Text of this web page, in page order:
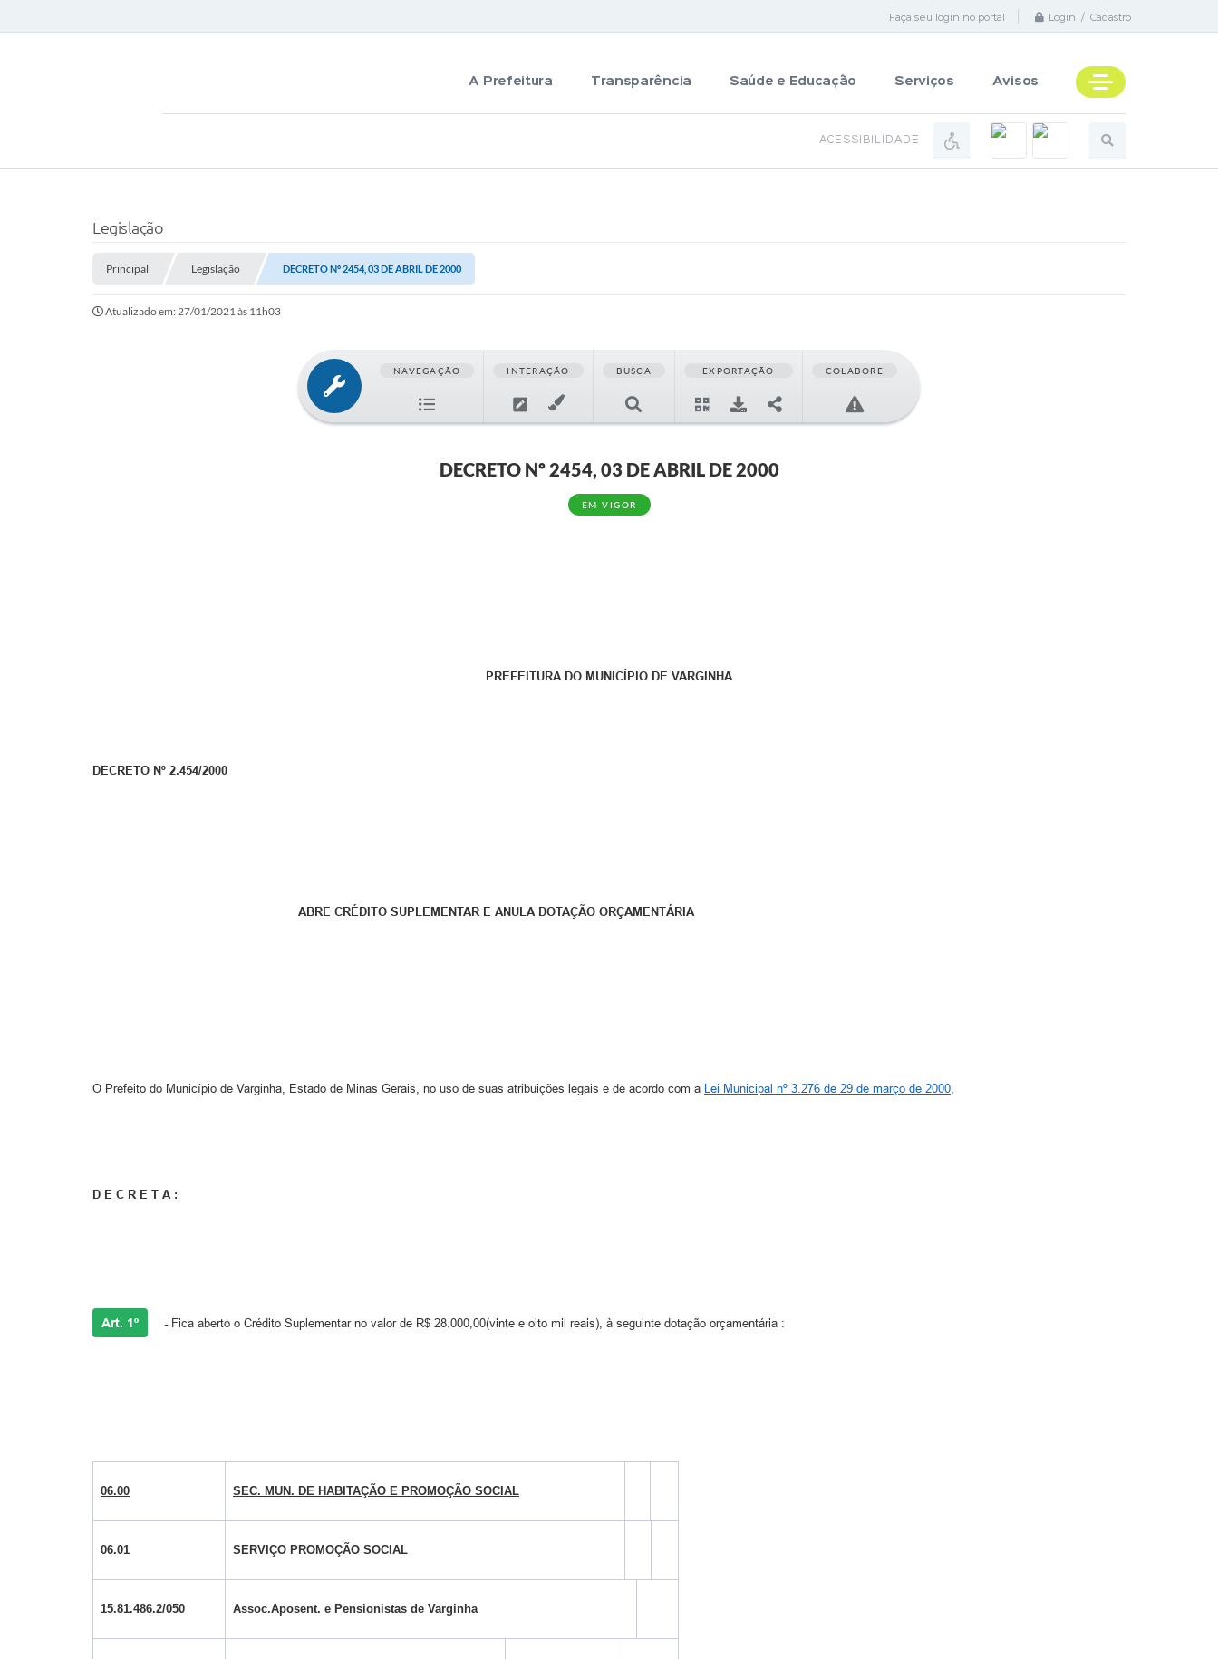
Faça seu login no portal Login / Cadastro
A Prefeitura Transparência Saúde e Educação Serviços Avisos
ACESSIBILIDADE
Legislação
Principal Legislação DECRETO Nº 2454, 03 DE ABRIL DE 2000
Atualizado em: 27/01/2021 às 11h03
NAVEGAÇÃO INTERAÇÃO BUSCA EXPORTAÇÃO COLABORE
DECRETO Nº 2454, 03 DE ABRIL DE 2000
EM VIGOR
PREFEITURA DO MUNICÍPIO DE VARGINHA
DECRETO Nº 2.454/2000
ABRE CRÉDITO SUPLEMENTAR E ANULA DOTAÇÃO ORÇAMENTÁRIA
O Prefeito do Município de Varginha, Estado de Minas Gerais, no uso de suas atribuições legais e de acordo com a Lei Municipal nº 3.276 de 29 de março de 2000
D E C R E T A :
Art. 1º - Fica aberto o Crédito Suplementar no valor de R$ 28.000,00(vinte e oito mil reais), à seguinte dotação orçamentária :
06.00 SEC. MUN. DE HABITAÇÃO E PROMOÇÃO SOCIAL
06.01 SERVIÇO PROMOÇÃO SOCIAL
15.81.486.2/050 Assoc.Aposent. e Pensionistas de Varginha